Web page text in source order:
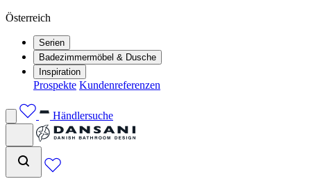
Österreich
Serien
Badezimmermöbel & Dusche
Inspiration
Prospekte Kundenreferenzen
Händlersuche